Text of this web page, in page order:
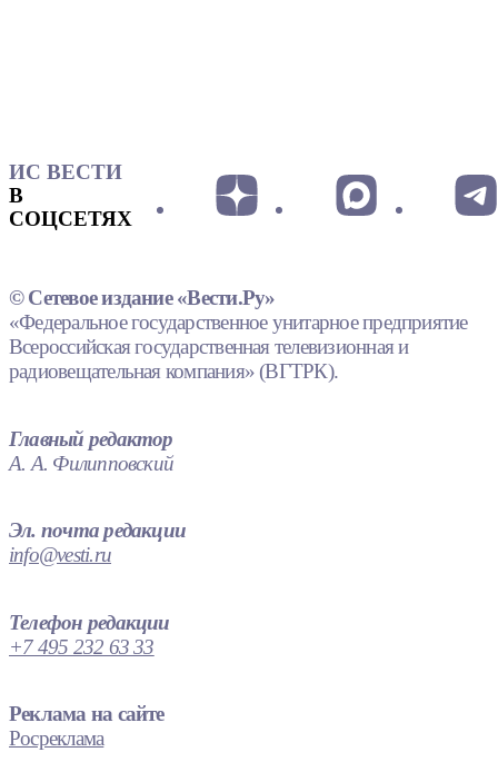
ИС ВЕСТИ
В
СОЦСЕТЯХ
© Сетевое издание «Вести.Ру»
«Федеральное государственное унитарное предприятие
Всероссийская государственная телевизионная и
радиовещательная компания» (ВГТРК).
Главный редактор
А. А. Филипповский
Эл. почта редакции
info@vesti.ru
Телефон редакции
+7 495 232 63 33
Реклама на сайте
Росреклама